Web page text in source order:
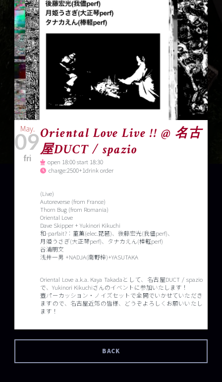
May.
09
fri
Oriental Love Live !! @ 名古
屋DUCT / spazio
open 18:00 start 18:30
charge:2500+1drink order
(Live)
Autoreverse (from France)
Thorn Bug (from Romania)
Oriental Love
Dave Skipper + Yukinori Kikuchi
和-parfait?：菫薫(elec.琵琶)、後藤宏光(我儘perf)、
月姫うさぎ(大正琴perf)、タナカえん(棒軽perf)
谷浦朋文
浅井一男 +NADJA(南野梓)+YASUTAKA
Oriental Love a.k.a. Kaya Takadaとして、名古屋DUCT / spazio
で、Yukinori Kikuchiさんのイベントに参加いたします！
壺パーカッション・ノイズセットで全開でいかせていただき
ますので、名古屋近郊の皆様、どうぞよろしくお願いいたし
ます！
BACK